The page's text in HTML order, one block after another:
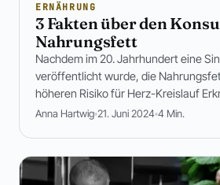
ERNÄHRUNG
3 Fakten über den
Nahrungsfett
Nachdem im 20. Jahrhundert eine
veröffentlicht wurde, die
höheren Risiko für Herz-Kreislauf
Anna Hartwig 21. Juni 2024 4 Min.